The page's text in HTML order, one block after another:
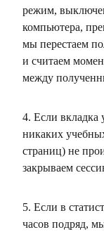
режим,
компьютера,
мы перестаем
и считаем
между
4. Если вкладка
никаких
страниц) не
закрываем
5. Если в
часов подряд,